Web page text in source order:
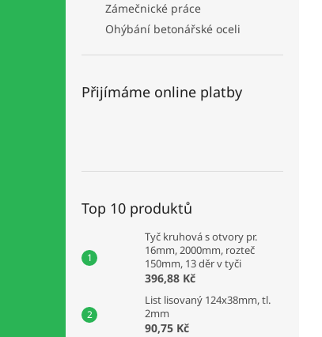
Zámečnické práce
Ohýbání betonářské oceli
Přijímáme online platby
Top 10 produktů
Tyč kruhová s otvory pr.
16mm, 2000mm, rozteč
150mm, 13 děr v tyči
396,88 Kč
List lisovaný 124x38mm, tl.
2mm
90,75 Kč